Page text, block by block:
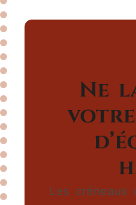
Ne
Les